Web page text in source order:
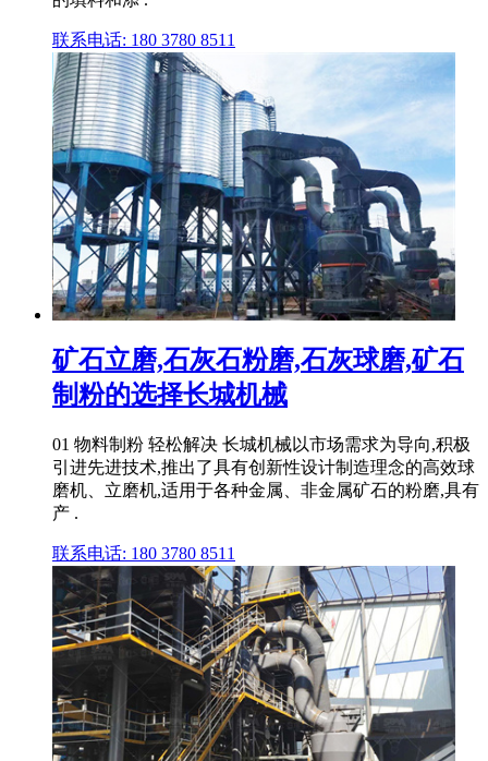
联系电话: 180 3780 8511
矿石立磨,石灰石粉磨,石灰球磨,矿石
制粉的选择长城机械
01 物料制粉 轻松解决 长城机械以市场需求为导向,积极
引进先进技术,推出了具有创新性设计制造理念的高效球
磨机、立磨机,适用于各种金属、非金属矿石的粉磨,具有
产 .
联系电话: 180 3780 8511